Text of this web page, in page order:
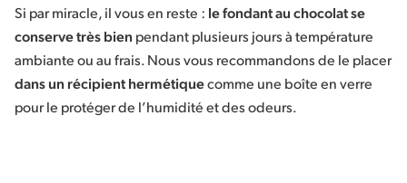
Si par miracle, il vous en reste : le fondant au chocolat se
conserve très bienpendant plusieurs jours à température
ambiante ou au frais. Nous vous recommandons de le placer
dans un récipient hermétiquecomme une boîte en verre
pour le protéger de l’humidité et des odeurs.